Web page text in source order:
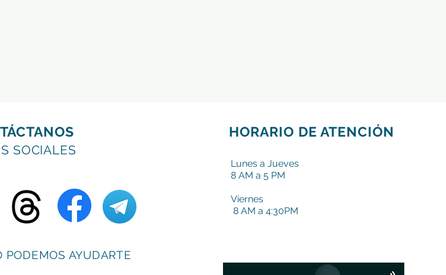
SOCIALES
PODEMOS AYUDARTE
HORARIO DE ATENCIÓN
Lunes a Jueves
8 AM a 5 PM
Viernes
8 AM a 4:30PM